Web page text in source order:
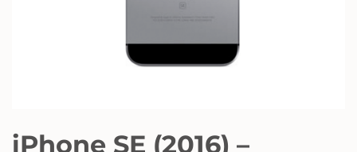
iPhone SE (2016) –